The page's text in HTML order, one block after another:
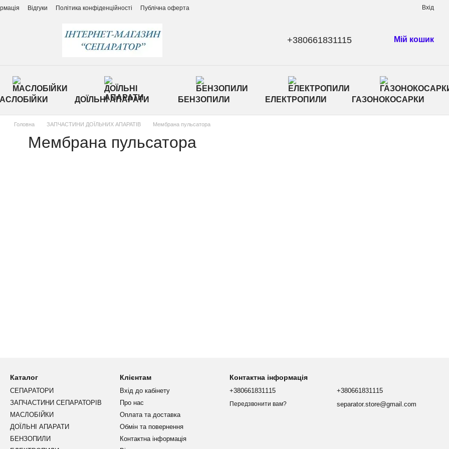
Відгуки Політика конфіденційності Публічна оферта Вхід
+380661831115 Мій кошик
ДОЇЛЬНІ АПАРАТИ БЕНЗОПИЛИ ЕЛЕКТРОПИЛИ ГАЗОНОКОСАРКИ
Головна ЗАПЧАСТИНИ ДОЇЛЬНИХ АПАРАТІВ Мембрана пульсатора
Мембрана пульсатора
Каталог
СЕПАРАТОРИ
ЗАПЧАСТИНИ СЕПАРАТОРІВ
МАСЛОБІЙКИ
ДОЇЛЬНІ АПАРАТИ
БЕНЗОПИЛИ
Клієнтам
Вхід до кабінету
Про нас
Оплата та доставка
Обмін та повернення
Контактна інформація
Контактна інформація
+380661831115
Передзвонити вам?
+380661831115
separator.store@gmail.com